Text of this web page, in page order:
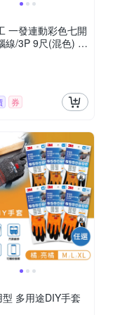
一發連動彩色七開
線/3P 9尺(混色) O
券
多用途DIY手套